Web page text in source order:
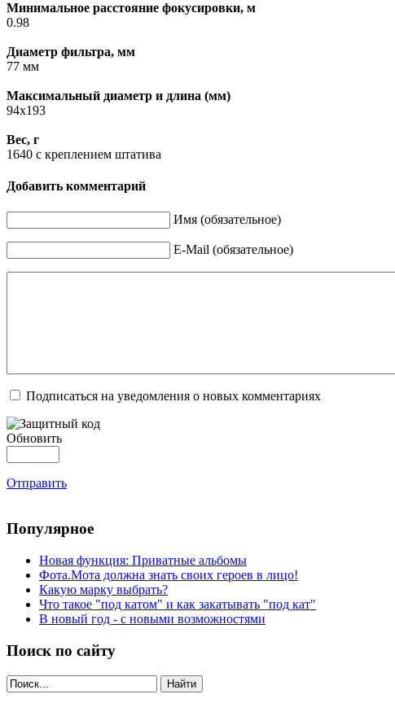
Минимальное расстояние фокусировки, м
0.98
Диаметр фильтра, мм
77 мм
Максимальный диаметр и длина (мм)
94x193
Вес, г
1640 с креплением штатива
Добавить комментарий
Имя (обязательное)
E-Mail (обязательное)
Подписаться на уведомления о новых комментариях
Обновить
Отправить
Популярное
Новая функция: Приватные альбомы
Фота.Мота должна знать своих героев в лицо!
Какую марку выбрать?
Что такое "под катом" и как закатывать "под кат"
В новый год - с новыми возможностями
Поиск по сайту
Найти